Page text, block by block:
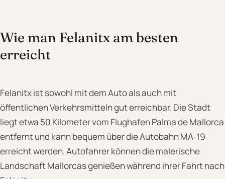
Wie man Felanitx am besten
erreicht
Felanitx ist sowohl mit dem Auto als auch mit
öffentlichen Verkehrsmitteln gut erreichbar. Die Stadt
liegt etwa 50 Kilometer vom Flughafen Palma de Mallorca
entfernt und kann bequem über die Autobahn MA-19
erreicht werden. Autofahrer können die malerische
Landschaft Mallorcas genießen während ihrer Fahrt nach